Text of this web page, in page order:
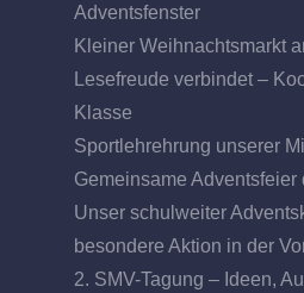
Adventsfenster
Kleiner Weihnachtsmarkt
Lesefreude verbindet –
Klasse
Sportlehrehrung unserer
Gemeinsame Adventsfeier
Unser schulweiter
besondere Aktion in der
2. SMV-Tagung – Ideen,